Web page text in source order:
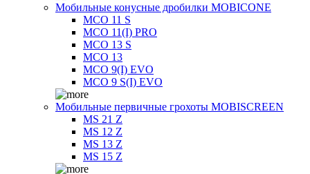
Мобильные конусные дробилки MOBICONE
MCO 11 S
MCO 11(I) PRO
MCO 13 S
MCO 13
MCO 9(I) EVO
MCO 9 S(I) EVO
Мобильные первичные грохоты MOBISCREEN
MS 21 Z
MS 12 Z
MS 13 Z
MS 15 Z